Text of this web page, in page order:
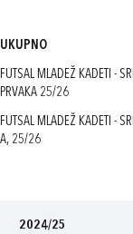
UKUPNO
FUTSAL MLADEŽ KADETI -
PRVAKA 25/26
FUTSAL MLADEŽ KADETI -
A, 25/26
2024/25